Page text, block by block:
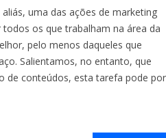
uma das ações de marketing
os que trabalham na área da
pelo menos daqueles que
Salientamos, no entanto, que
de conteúdos, esta tarefa pode por